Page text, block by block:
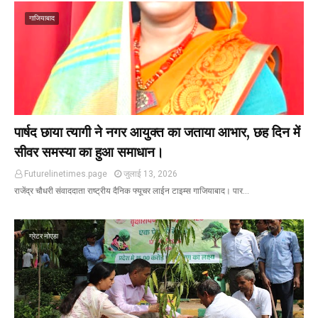
गाजियाबाद
पार्षद छाया त्यागी ने नगर आयुक्त का जताया आभार, छह दिन में
सीवर समस्या का हुआ समाधान।
Futurelinetimes.page
जुलाई 13, 2026
राजेंद्र चौधरी संवाददाता राष्ट्रीय दैनिक फ्यूचर लाईन टाइम्स गाजियाबाद। पार…
ग्रेटर नोएडा